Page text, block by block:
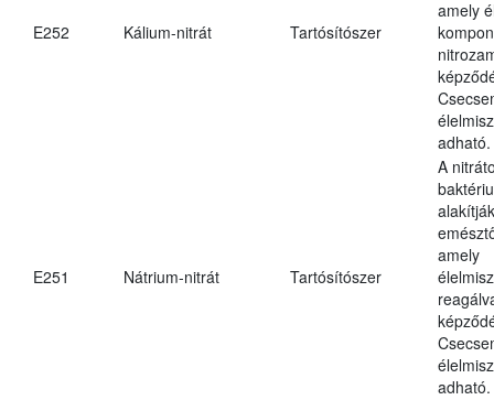
E252 Kálium-nitrát Tartósítószer
amely
adható.
E251 Nátrium-nitrát Tartósítószer
A
amely
adható.